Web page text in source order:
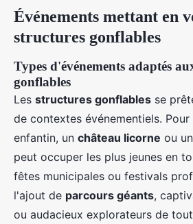
Événements mettant en
structures gonflables
Types d'événements adaptés
gonflables
Les structures gonflables se
de contextes événementiels. Pour
enfantin, un château licorne ou un
peut occuper les plus jeunes en
fêtes municipales ou festivals
l'ajout de parcours géants,
ou audacieux explorateurs de